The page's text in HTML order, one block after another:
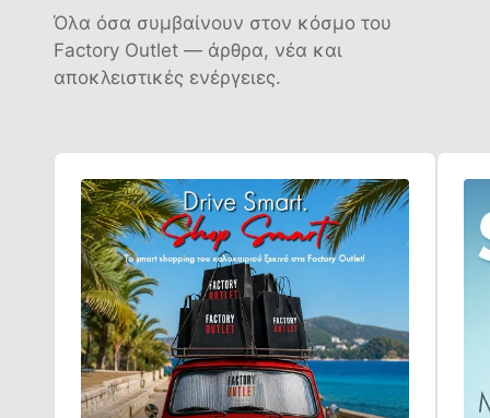
Όλα όσα συμβαίνουν στον κόσμο του
Factory Outlet — άρθρα, νέα και
αποκλειστικές ενέργειες.